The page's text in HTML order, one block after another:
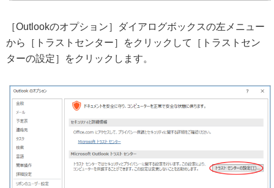
［Outlookのオプション］ダイアログボックスの左メニュー
から［トラストセンター］をクリックして［トラストセン
ターの設定］をクリックします。